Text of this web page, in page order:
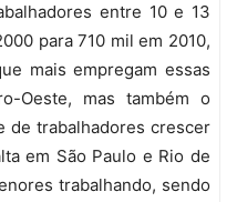
entre 10 e 13
para 710 mil em 2010,
mais empregam essas
Oeste, mas também o
de trabalhadores crescer
em São Paulo e Rio de
trabalhando, sendo